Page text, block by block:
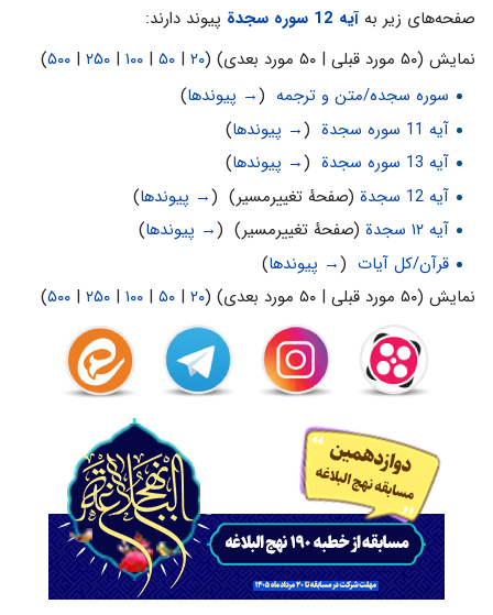
صفحه‌های زیر به آیه 12 سوره سجدة
پیوند دارند:
نمایش (۵۰ مورد قبلی | ۵۰ مورد بعدی) (
۲۰ | ۵۰ | ۱۰۰ | ۲۵۰ | ۵۰۰)
سوره سجده/متن و ترجمه‏
(→ پیوندها)
آیه 11 سوره سجدة
‏
(→ پیوندها)
آیه 13 سوره سجدة
‏
(→ پیوندها)
آیه 12 سجدة
(صفحهٔ تغییرمسیر) ‏ (→ پیوندها)
آیه ۱۲ سجدة
(صفحهٔ تغییرمسیر) ‏ (→ پیوندها)
قرآن/کل آیات‏
(→ پیوندها)
نمایش (۵۰ مورد قبلی | ۵۰ مورد بعدی) (
۲۰ | ۵۰ | ۱۰۰ | ۲۵۰ | ۵۰۰)